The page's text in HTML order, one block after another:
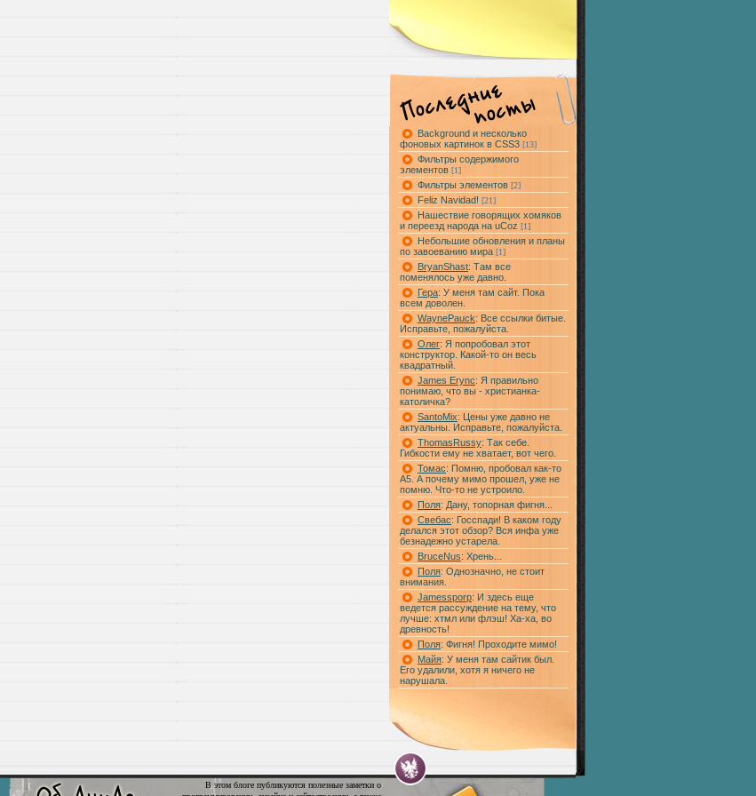
Background и несколько
фоновых картинок в CSS3 [13]
Фильтры содержимого
элементов [1]
Фильтры элементов [2]
Feliz Navidad! [21]
Нашествие говорящих хомяков
и переезд народа на uCoz [1]
Небольшие обновления и планы
по завоеванию мира [1]
BryanShast: Там все
поменялось уже давно.
Гера: У меня там сайт. Пока
всем доволен.
WaynePauck: Все ссылки битые.
Исправьте, пожалуйста.
Олег: Я попробовал этот
конструктор. Какой-то он весь
квадратный.
James Erync: Я правильно
понимаю, что вы - христианка-
католичка?
SantoMix: Цены уже давно не
актуальны. Исправьте, пожалуйста.
ThomasRussy: Так себе.
Гибкости ему не хватает, вот чего.
Томас: Помню, пробовал как-то
А5. А почему мимо прошел, уже не
помню. Что-то не устроило.
Поля: Дану, топорная фигня...
Свебас: Госспади! В каком году
делался этот обзор? Вся инфа уже
безнадежно устарела.
BruceNus: Хрень...
Поля: Однозначно, не стоит
внимания.
Jamessporp: И здесь еще
ведется рассуждение на тему, что
лучше: хтмл или флэш! Ха-ха, во
древность!
Поля: Фигня! Проходите мимо!
Майя: У меня там сайтик был.
Его удалили, хотя я ничего не
нарушала.
В этом блоге публикуются полезные заметки о